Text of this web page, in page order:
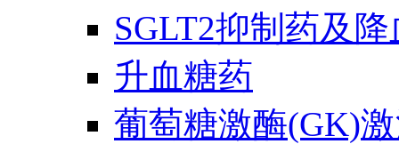
SGLT2抑制药及
升血糖药
葡萄糖激酶(GK)